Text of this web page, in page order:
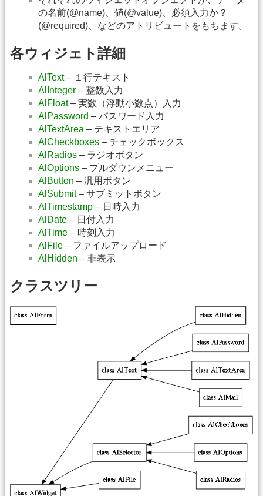
の名前(@name)、値(@value)、必須入力か？
(@required)、などのアトリビュートをもちます。
各ウィジェト詳細
AlText– １行テキスト
AlInteger – 整数入力
AlFloat– 実数（浮動小数点）入力
AlPassword – パスワード入力
AlTextArea – テキストエリア
AlCheckboxes – チェックボックス
AlRadios – ラジオボタン
AlOptions – プルダウンメニュー
AlButton – 汎用ボタン
AlSubmit– サブミットボタン
AlTimestamp – 日時入力
AlDate – 日付入力
AlTime – 時刻入力
AlFile – ファイルアップロード
AlHidden – 非表示
クラスツリー